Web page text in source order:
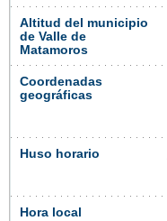
Altitud del municipio
de Valle de
Matamoros
Coordenadas
geográficas
Huso horario
Hora local